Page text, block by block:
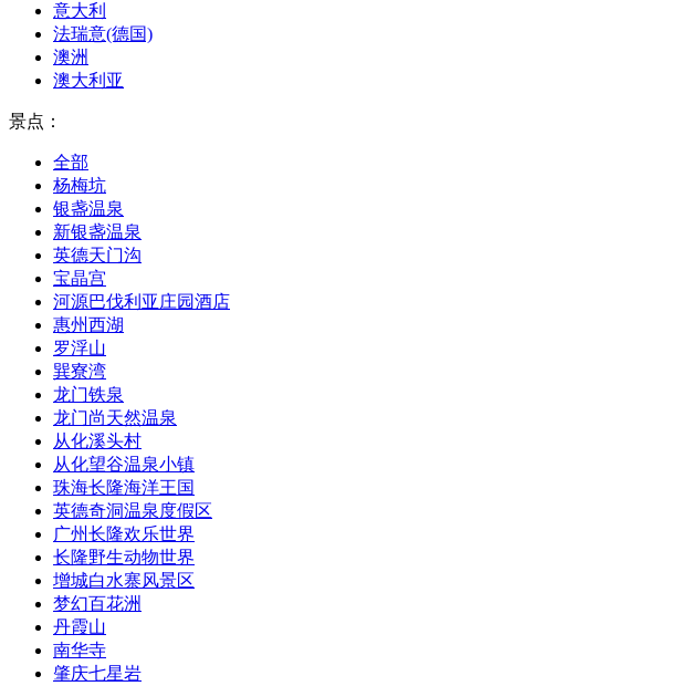
意大利
法瑞意(德国)
澳洲
澳大利亚
景点：
全部
杨梅坑
银盏温泉
新银盏温泉
英德天门沟
宝晶宫
河源巴伐利亚庄园酒店
惠州西湖
罗浮山
巽寮湾
龙门铁泉
龙门尚天然温泉
从化溪头村
从化望谷温泉小镇
珠海长隆海洋王国
英德奇洞温泉度假区
广州长隆欢乐世界
长隆野生动物世界
增城白水寨风景区
梦幻百花洲
丹霞山
南华寺
肇庆七星岩